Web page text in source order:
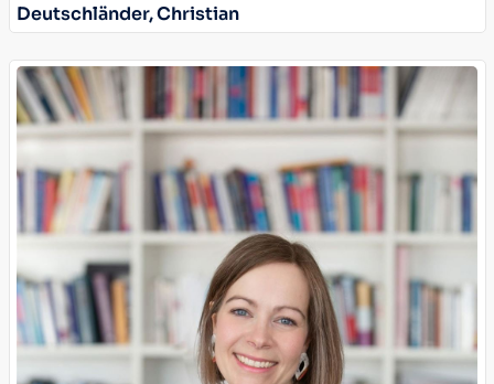
Deutschländer, Christian